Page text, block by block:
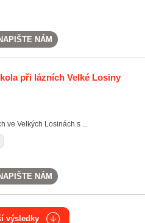
NÁM
při lázních Velké Losiny
ve Velkých Losinách s ...
NÁM
výsledky